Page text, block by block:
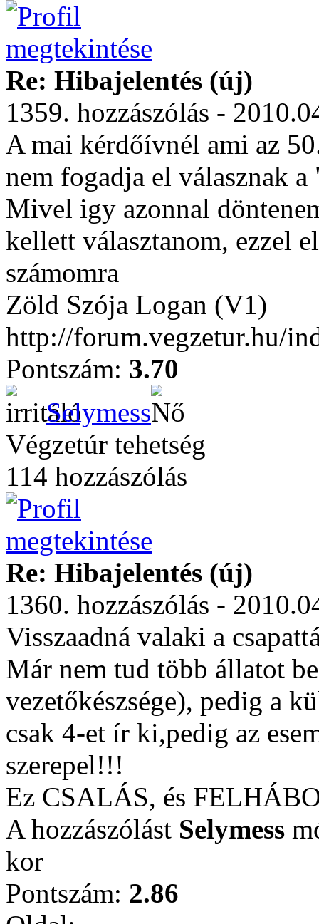
Re: Hibajelentés (új)
1359. hozzászólás -
A mai kérdőívnél ami az
nem fogadja el válasznak
Mivel igy azonnal
kellett választanom, ezzel
számomra
Zöld Szója Logan (V1)
http://forum.vegzetur.hu/
Pontszám: 3.70
Selymess
Végzetúr tehetség
114 hozzászólás
Re: Hibajelentés (új)
1360. hozzászólás -
Visszaadná valaki a
Már nem tud több állatot
vezetőkészsége), pedig a
csak 4-et ír ki,pedig az
szerepel!!!
Ez CSALÁS, és
A hozzászólást Selymess
kor
Pontszám: 2.86